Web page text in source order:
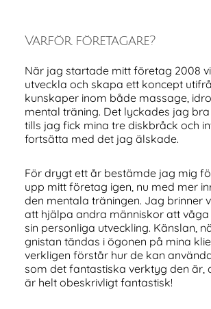
Varför företagare?
När jag startade mitt företag 2008
utveckla och skapa ett koncept
kunskaper inom både massage,
mental träning. Det lyckades jag
tills jag fick mina tre diskbråck och
fortsätta med det jag älskade.
För drygt ett år bestämde jag mig
upp mitt företag igen, nu med mer
den mentala träningen. Jag brinner
att hjälpa andra människor att våga
sin personliga utveckling. Känslan,
gnistan tändas i ögonen på mina
verkligen förstår hur de kan
som det fantastiska verktyg den är,
är helt obeskrivligt fantastisk!